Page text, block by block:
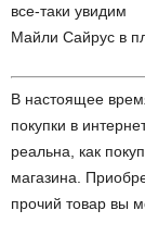
все-таки увидим
Майли Сайрус в
В настоящее
покупки в
реальна, как
магазина.
прочий товар вы